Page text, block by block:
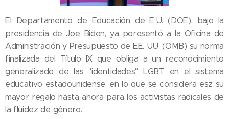
El Departamento de Educación de E.U. (DOE), bajo la
presidencia de Joe Biden, ya poresentó a la Oficina de
Administración y Presupuesto de EE. UU. (OMB) su norma
finalizada del Título IX que obliga a un reconocimiento
generalizado de las "identidades" LGBT en el sistema
educativo estadounidense, en lo que se considera esz su
mayor regalo hasta ahora para los activistas radicales de
la fluidez de género.